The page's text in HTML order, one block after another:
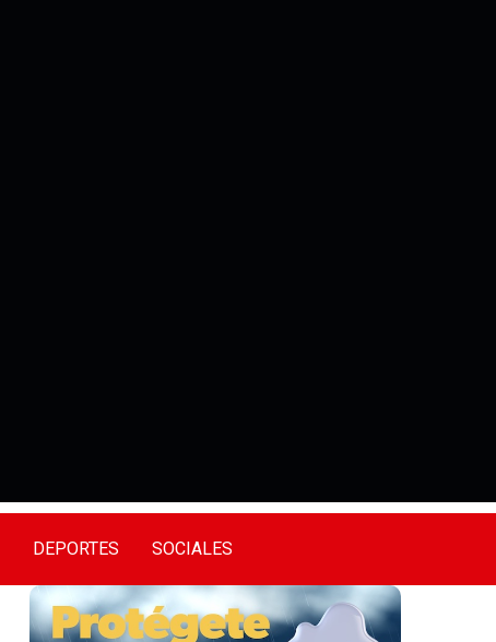
DEPORTES SOCIALES